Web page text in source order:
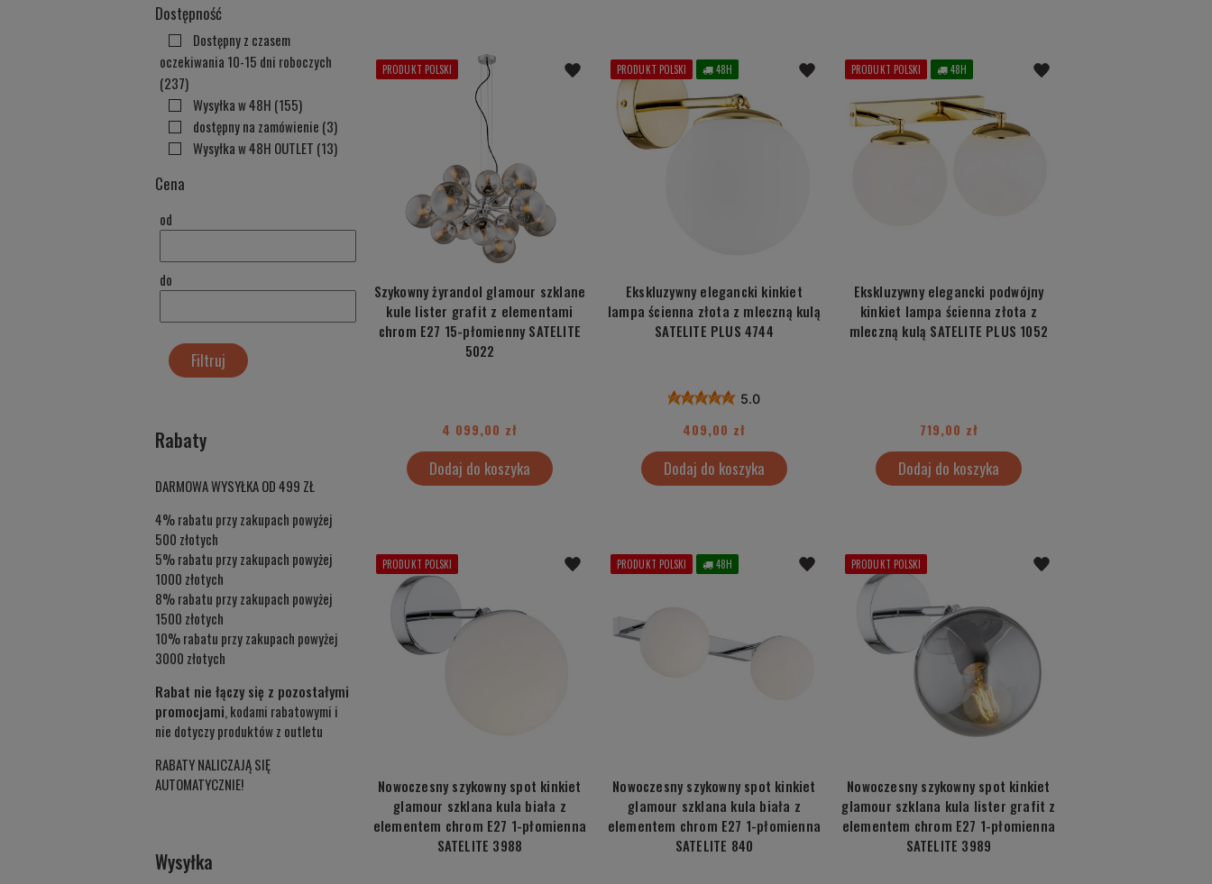
Dostępność
Dostępny z czasem
oczekiwania 10-15 dni roboczych
(237)
Wysyłka w 48H (155)
dostępny na zamówienie (3)
Wysyłka w 48H OUTLET (13)
Cena
od
do
Filtruj
Rabaty
DARMOWA WYSYŁKA OD 499 ZŁ
4% rabatu przy zakupach powyżej
500 złotych
5% rabatu przy zakupach powyżej
1000 złotych
8% rabatu przy zakupach powyżej
1500 złotych
10% rabatu przy zakupach powyżej
3000 złotych
Rabat nie łączy się z pozostałymi
promocjami , kodami rabatowymi i
nie dotyczy produktów z outletu
RABATY NALICZAJĄ SIĘ
AUTOMATYCZNIE!
Wysyłka
Szykowny żyrandol glamour szklane
kule lister grafit z elementami
chrom E27 15-płomienny SATELITE
5022
4 099,00 zł
Dodaj do koszyka
PRODUKT POLSKI
Ekskluzywny elegancki kinkiet
lampa ścienna złota z mleczną kulą
SATELITE PLUS 4744
5.0
409,00 zł
Dodaj do koszyka
PRODUKT POLSKI 48H
Ekskluzywny elegancki podwójny
kinkiet lampa ścienna złota z
mleczną kulą SATELITE PLUS 1052
719,00 zł
Dodaj do koszyka
PRODUKT POLSKI 48H
Nowoczesny szykowny spot kinkiet
glamour szklana kula biała z
elementem chrom E27 1-płomienna
SATELITE 3988
PRODUKT POLSKI
Nowoczesny szykowny spot kinkiet
glamour szklana kula biała z
elementem chrom E27 1-płomienna
SATELITE 840
PRODUKT POLSKI 48H
Nowoczesny szykowny spot kinkiet
glamour szklana kula lister grafit z
elementem chrom E27 1-płomienna
SATELITE 3989
PRODUKT POLSKI